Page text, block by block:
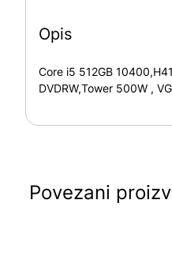
Opis
Core i5 512GB
DVDRW,Tower 500W ,
Povezani